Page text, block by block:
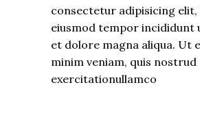
consectetur adipisicing elit,
eiusmod tempor incididunt
et dolore magna aliqua. Ut
minim veniam, quis nostrud
exercitationullamco